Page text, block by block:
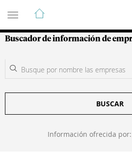
Guía de Empresas
Buscador de información de
BUSCAR
Información ofrecida por: